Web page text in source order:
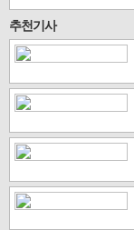
추천기사